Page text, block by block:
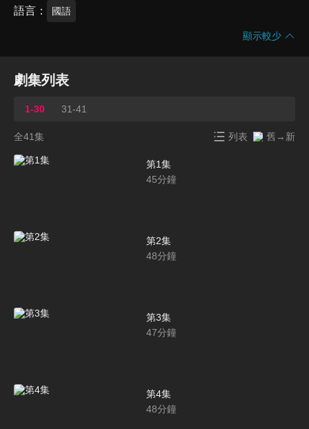
語言 國語
顯示較少
劇集列表
1-30 31-41
全41集 列表 舊→新
第1集
45分鐘
第2集
48分鐘
第3集
47分鐘
第4集
48分鐘